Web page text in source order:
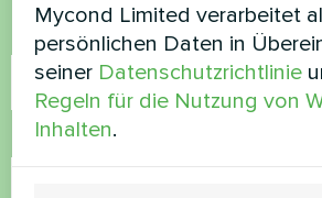
Name
Rufnummer
Mycond Limited verarbeitet
persönlichen Daten in
seiner Datenschutzrichtlinie
Regeln für die Nutzung von
Inhalten.